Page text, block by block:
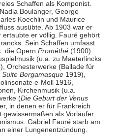
Schaffen als Komponist.
Boulanger, George
Koechlin und Maurice
ausübte. Ab 1903 war er
er völlig. Fauré gehört
Sein Schaffen umfasst
die Opern Prométhé(1900)
(u.a. zu Maeterlincks
Orchesterwerke (Ballade für
Suite Bergamasque1919),
e-Moll 1916,
Kirchenmusik (u.a.
(Die Geburt der Venus
in denen er für Frankreich
gewissermaßen als Vorläufer
Gabriel Fauré starb am
einer Lungenentzündung.